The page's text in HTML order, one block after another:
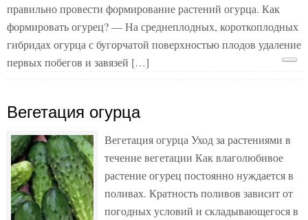
правильно провести формирование растений огурца. Как
формировать огурец? — На среднеплодных, короткоплодных
гибридах огурца с бугорчатой поверхностью плодов удаление
первых побегов и завязей […]
Вегетация огурца
Вегетация огурца Уход за растениями в
течение вегетации Как влаголюбивое
растение огурец постоянно нуждается в
поливах. Кратность поливов зависит от
погодных условий и складывающегося в